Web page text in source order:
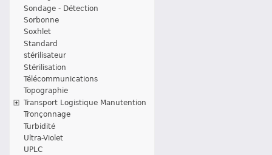
Sondage - Détection
Sorbonne
Soxhlet
Standard
stérilisateur
Stérilisation
Télécommunications
Topographie
Transport Logistique Manutention
Tronçonnage
Turbidité
Ultra-Violet
UPLC